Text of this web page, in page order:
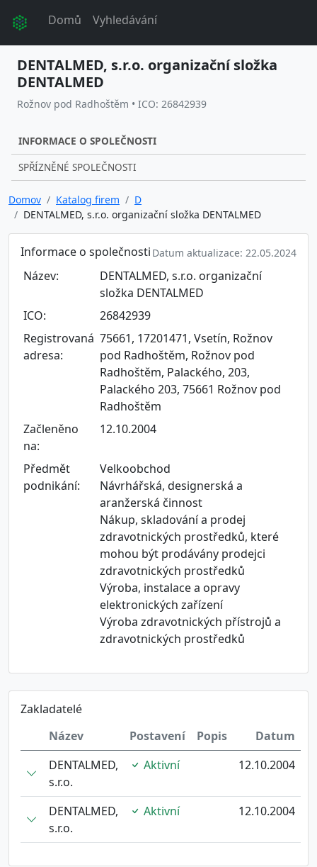
Domů Vyhledávání
DENTALMED, s.r.o. organizační složka
DENTALMED
Rožnov pod Radhoštěm • ICO: 26842939
INFORMACE O SPOLEČNOSTI
SPŘÍZNĚNÉ SPOLEČNOSTI
Domov Katalog firem
D
DENTALMED, s.r.o. organizační složka DENTALMED
Informace o společnosti Datum aktualizace: 22.05.2024
Název:
DENTALMED, s.r.o. organizační
složka DENTALMED
ICO:
26842939
Registrovaná
adresa:
75661, 17201471, Vsetín, Rožnov
pod Radhoštěm, Rožnov pod
Radhoštěm, Palackého, 203,
Palackého 203, 75661 Rožnov pod
Radhoštěm
Začleněno
na:
12.10.2004
Předmět
podnikání:
Velkoobchod
Návrhářská, designerská a
aranžerská činnost
Nákup, skladování a prodej
zdravotnických prostředků, které
mohou být prodávány prodejci
zdravotnických prostředků
Výroba, instalace a opravy
elektronických zařízení
Výroba zdravotnických přístrojů a
zdravotnických prostředků
Zakladatelé
Název
Postavení Popis
Datum
DENTALMED,
s.r.o.
Aktivní 12.10.2004
DENTALMED,
s.r.o.
Aktivní 12.10.2004